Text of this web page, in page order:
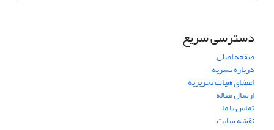
دسترسی سریع
صفحه اصلی
درباره نشریه
اعضای هیات تحریریه
ارسال مقاله
تماس با ما
نقشه سایت